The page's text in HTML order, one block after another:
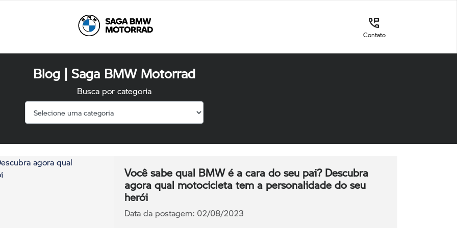
Contato
Blog | Saga BMW Motorrad
Busca por categoria
Você sabe qual BMW é a cara do seu pai? Descubra
agora qual motocicleta tem a personalidade do seu
herói
Data da postagem: 02/08/2023